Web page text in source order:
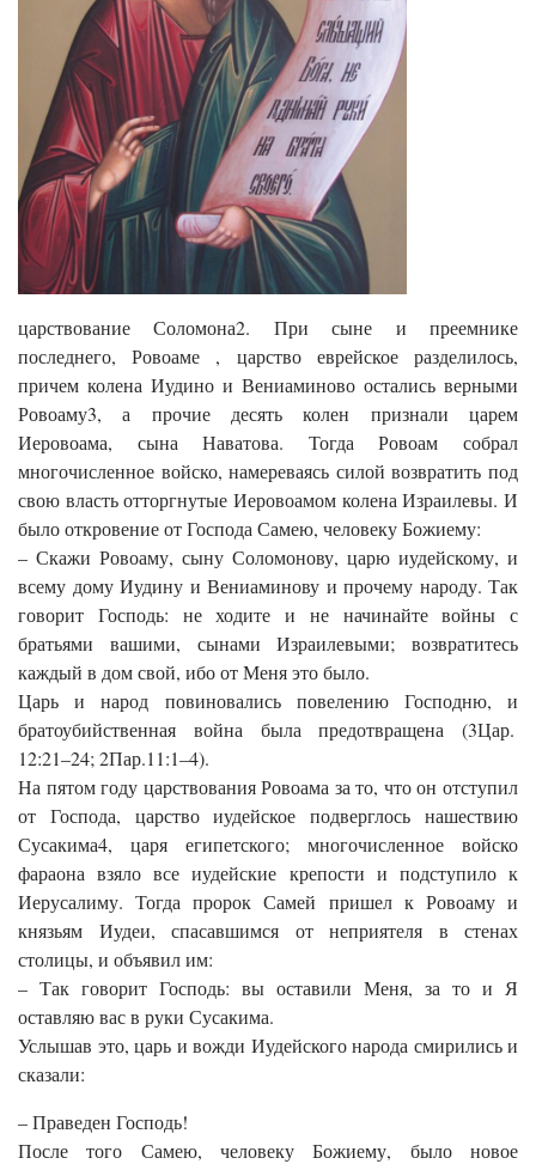
царствование Соломона2. При сыне и преемнике
последнего, Ровоаме , царство еврейское разделилось,
причем колена Иудино и Вениаминово остались верными
Ровоаму3, а прочие десять колен признали царем
Иеровоама, сына Наватова. Тогда Ровоам собрал
многочисленное войско, намереваясь силой возвратить под
свою власть отторгнутые Иеровоамом колена Израилевы. И
было откровение от Господа Самею, человеку Божиему:
– Скажи Ровоаму, сыну Соломонову, царю иудейскому, и
всему дому Иудину и Вениаминову и прочему народу. Так
говорит Господь: не ходите и не начинайте войны с
братьями вашими, сынами Израилевыми; возвратитесь
каждый в дом свой, ибо от Меня это было.
Царь и народ повиновались повелению Господню, и
братоубийственная война была предотвращена (3Цар.
12:21–24; 2Пар.11:1–4).
На пятом году царствования Ровоама за то, что он отступил
от Господа, царство иудейское подверглось нашествию
Сусакима4, царя египетского; многочисленное войско
фараона взяло все иудейские крепости и подступило к
Иерусалиму. Тогда пророк Самей пришел к Ровоаму и
князьям Иудеи, спасавшимся от неприятеля в стенах
столицы, и объявил им:
– Так говорит Господь: вы оставили Меня, за то и Я
оставляю вас в руки Сусакима.
Услышав это, царь и вожди Иудейского народа смирились и
сказали:
– Праведен Господь!
После того Самею, человеку Божиему, было новое